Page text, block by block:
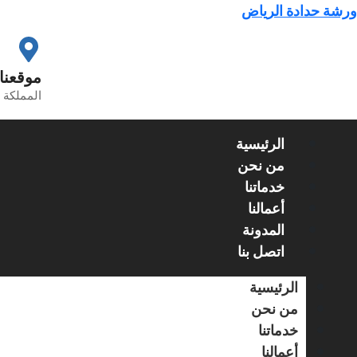
تخطي
ورشة حدادة الرياض
موقعنا
الرئيسية
من نحن
خدماتنا
أعمالنا
المدونة
اتصل بنا
الرئيسية
من نحن
خدماتنا